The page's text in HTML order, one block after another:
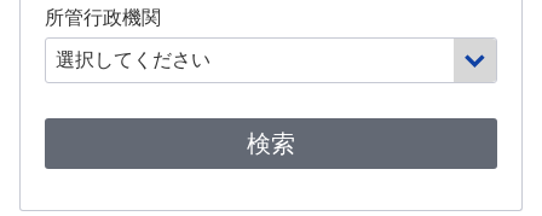
所管行政機関
検索